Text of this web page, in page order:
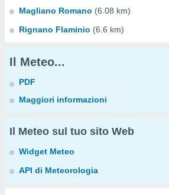
Magliano Romano (6.08 km)
Rignano Flaminio (6.6 km)
Il Meteo...
PDF
Maggiori informazioni
Il Meteo sul tuo sito Web
Widget Meteo
API di Meteorologia